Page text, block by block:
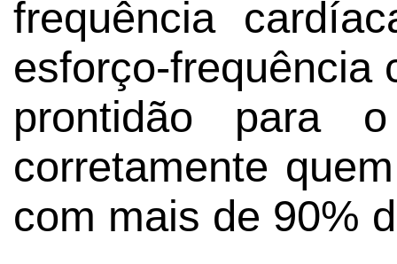
frequência
esforço-frequência
prontidão para
corretamente
com mais de 90%